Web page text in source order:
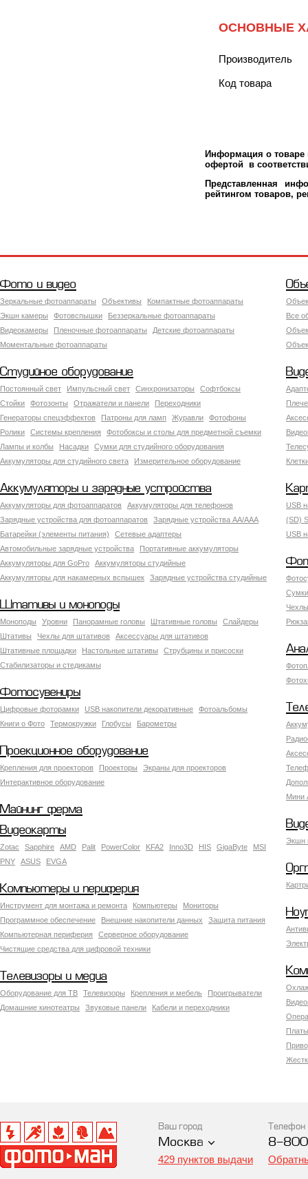
ОСНОВНЫЕ
Производитель
Код товара
Информация о товаре
офертой в
Представленная
рейтингом товаров,
Фото и видео
Зеркальные фотоаппараты Объективы
Компактные фотоаппараты
Экшн камеры
Фотовспышки
Беззеркальные фотоаппараты
Видеокамеры
Пленочные фотоаппараты
Детские фотоаппараты
Моментальные фотоаппараты
Все
Студийное оборудование
Постоянный свет Импульсный свет Синхронизаторы
Софтбоксы
Стойки
Фотозонты Отражатели и панели
Переходники
Генераторы спецэффектов
Патроны для ламп Журавли
Фотофоны
Ролики
Системы крепления
Фотобоксы и столы для предметной съемки
Лампы и колбы
Насадки
Сумки для студийного оборудования
Аккумуляторы для студийного света
Измерительное оборудование
Аккумуляторы и зарядные устройства
Аккумуляторы для фотоаппаратов
Аккумуляторы для телефонов
Зарядные устройства для фотоаппаратов
Зарядные устройства AA/AAA
Батарейки (элементы питания)
Сетевые адаптеры
Автомобильные зарядные устройства
Портативные аккумуляторы
Аккумуляторы для GoPro
Аккумуляторы студийные
Аккумуляторы для накамерных вспышек
Зарядные устройства студийные
USB
(SD)
USB
Штативы и моноподы
Моноподы Уровни Панорамные головы Штативные головы
Слайдеры
Штативы
Чехлы для штативов
Аксессуары для штативов
Штативные площадки
Настольные штативы
Струбцины и присоски
Стабилизаторы и стедикамы
Фотосувениры
Цифровые фоторамки USB накопители декоративные
Фотоальбомы
Книги о Фото
Термокружки Глобусы Барометры
Мини
Проекционное оборудование
Крепления для проекторов Проекторы
Экраны для проекторов
Интерактивное оборудование
Майнинг ферма
Экшн
Видеокарты
Zotac Sapphire AMD Palit PowerColor KFA2 Inno3D HIS GigaByte
MSI
PNY
ASUS EVGA
Компьютеры и периферия
Инструмент для монтажа и ремонта Компьютеры
Мониторы
Программное обеспечение
Внешние накопители данных
Защита питания
Компьютерная периферия
Серверное оборудование
Чистящие средства для цифровой техники
Телевизоры и медиа
Оборудование для ТВ Телевизоры Крепления и мебель
Проигрыватели
Домашние кинотеатры
Звуковые панели Кабели и переходники
Ваш город
Москва
429 пунктов выдачи
Телефон
8-